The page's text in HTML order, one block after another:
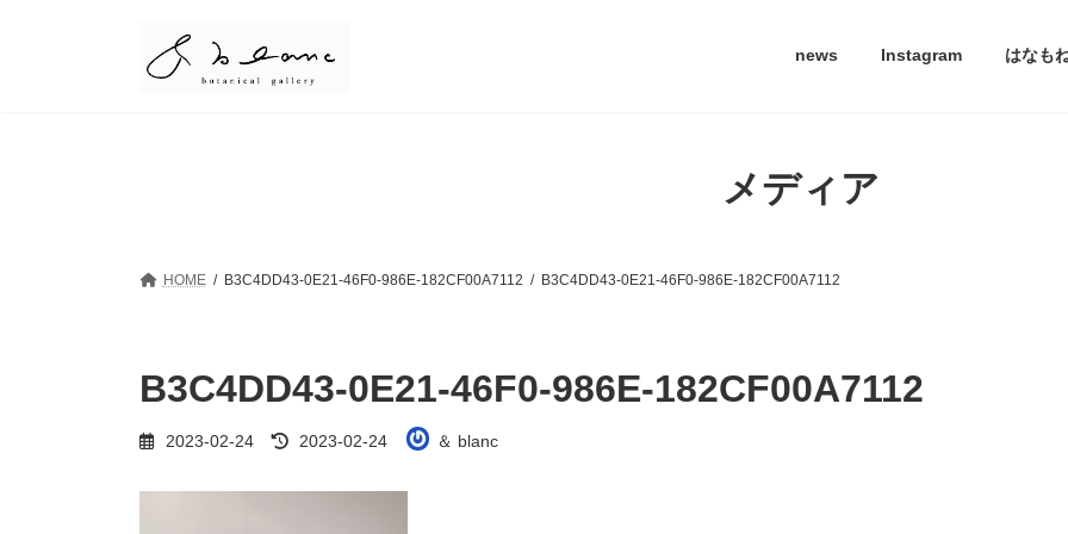
news Instagram はなも
メディア
HOME B3C4DD43-0E21-46F0-986E-182CF00A7112 B3C4DD43-0E21-46F0-986E-182CF00A7112
B3C4DD43-0E21-46F0-986E-182CF00A7112
2023-02-24
最
終
新
2023-02-24 ＆ blanc